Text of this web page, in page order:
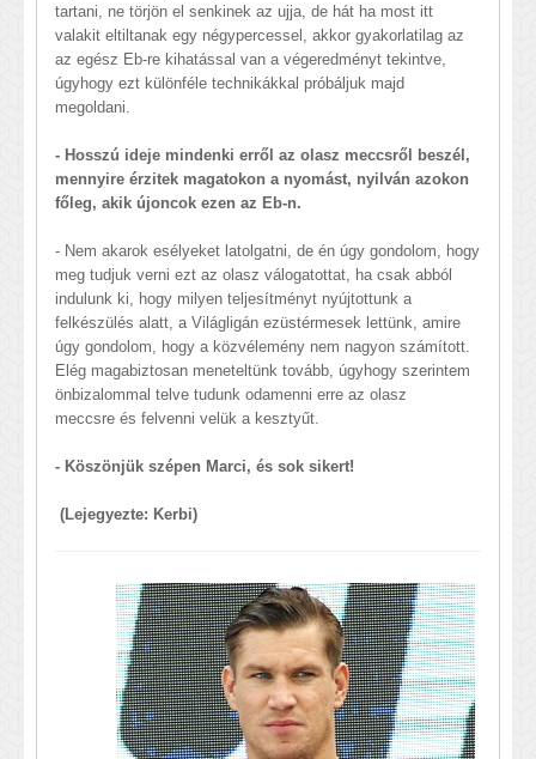
tartani, ne törjön el senkinek az ujja, de hát ha most itt
valakit eltiltanak egy négypercessel, akkor gyakorlatilag az
az egész Eb-re kihatással van a végeredményt tekintve,
úgyhogy ezt különféle technikákkal próbáljuk majd
megoldani.
- Hosszú ideje mindenki erről az olasz meccsről beszél,
mennyire érzitek magatokon a nyomást, nyilván azokon
főleg, akik újoncok ezen az Eb-n.
- Nem akarok esélyeket latolgatni, de én úgy gondolom, hogy
meg tudjuk verni ezt az olasz válogatottat, ha csak abból
indulunk ki, hogy milyen teljesítményt nyújtottunk a
felkészülés alatt, a Világligán ezüstérmesek lettünk, amire
úgy gondolom, hogy a közvélemény nem nagyon számított.
Elég magabiztosan meneteltünk tovább, úgyhogy szerintem
önbizalommal telve tudunk odamenni erre az olasz
meccsre és felvenni velük a kesztyűt.
- Köszönjük szépen Marci, és sok sikert!
(Lejegyezte: Kerbi)